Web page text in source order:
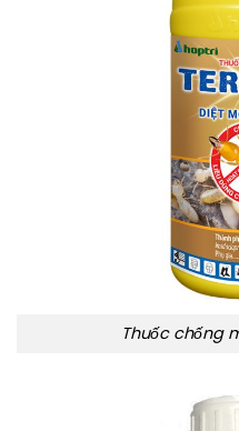
Thuốc chống